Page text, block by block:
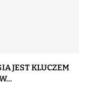
JEST KLUCZEM